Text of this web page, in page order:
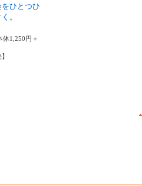
ひとつひ
。
体1,250円＋